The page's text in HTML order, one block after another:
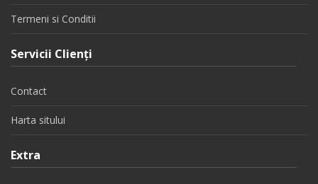
Termeni si Conditii
Servicii Clienţi
Contact
Harta sitului
Extra